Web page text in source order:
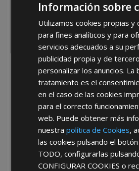
He leído y acepto laPolítica
*Abstenerse particulares, sólo venta a
Información sobre
Utilizamos cookies propias y
para fines analíticos y para
servicios adecuados a su
publicidad propia y de
personalizar los anuncios. La
tratamiento es el
en el caso de las cookies
para el correcto
web. Puede obtener más
nuestrapolítica de Cookies,
las cookies pulsando el
TODO, configurarlas
CONFIGURAR COOKIES o